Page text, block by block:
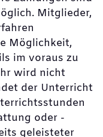
Mitglieder,
Möglichkeit,
im voraus zu
wird nicht
der Unterricht
oder -
geleisteter